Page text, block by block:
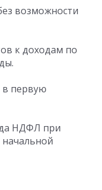
возможности
к доходам по
в первую
НДФЛ при